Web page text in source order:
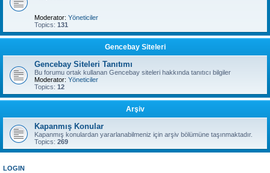
Moderator: Yöneticiler
Topics: 131
Gencebay Siteleri
Gencebay Siteleri Tanıtımı
Bu forumu ortak kullanan Gencebay siteleri hakkında tanıtıcı bilgiler
Moderator: Yöneticiler
Topics: 12
Arşiv
Kapanmış Konular
Kapanmış konulardan yararlanabilmeniz için arşiv bölümüne taşınmaktadır.
Topics: 269
LOGIN